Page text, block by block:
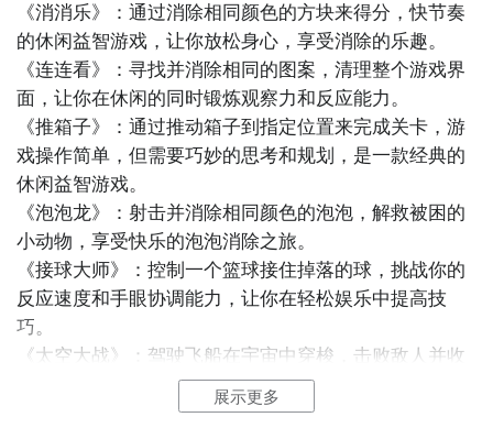
《消消乐》：通过消除相同颜色的方块来得分，快节奏
的休闲益智游戏，让你放松身心，享受消除的乐趣。
《连连看》：寻找并消除相同的图案，清理整个游戏界
面，让你在休闲的同时锻炼观察力和反应能力。
《推箱子》：通过推动箱子到指定位置来完成关卡，游
戏操作简单，但需要巧妙的思考和规划，是一款经典的
休闲益智游戏。
《泡泡龙》：射击并消除相同颜色的泡泡，解救被困的
小动物，享受快乐的泡泡消除之旅。
《接球大师》：控制一个篮球接住掉落的球，挑战你的
反应速度和手眼协调能力，让你在轻松娱乐中提高技
巧。
《太空大战》：驾驶飞船在宇宙中穿梭，击败敌人并收
集道具，享受刺激的太空冒险之旅。
《拼图迷宫》：解开拼图迷宫的谜题，将拼图块移动到
展示更多